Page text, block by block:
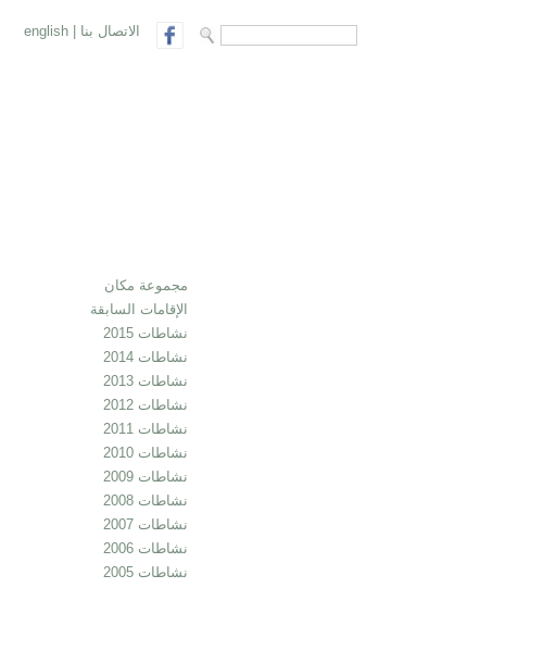
Search الاتصال بنا english
مجموعة مكان
الإقامات السابقة
نشاطات 2015
نشاطات 2014
نشاطات 2013
نشاطات 2012
نشاطات 2011
نشاطات 2010
نشاطات 2009
نشاطات 2008
نشاطات 2007
نشاطات 2006
نشاطات 2005